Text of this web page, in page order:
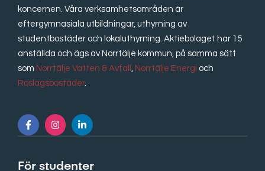
koncernen. Våra verksamhetsområden är
eftergymnasiala utbildningar, uthyrning av
studentbostäder och lokaluthyrning. Aktiebolaget har 15
anställda och ägs av Norrtälje kommun, på samma sätt
som Norrtälje Vatten & Avfall , Norrtälje Energi och
Roslagsbostäder.
För studenter